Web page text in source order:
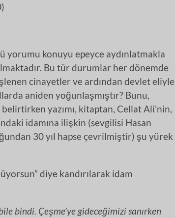
yorumu konuyu epeyce aydınlatmakla
Bu tür durumlar her dönemde
cinayetler ve ardından devlet eliyle
aniden yoğunlaşmıştır? Bunu,
yazımı, kitaptan, Cellat Ali’nin,
idamına ilişkin (sevgilisi Hasan
30 yıl hapse çevrilmiştir) şu yürek
diye kandırılarak idam
bindi. Çeşme’ye gideceğimizi sanırken